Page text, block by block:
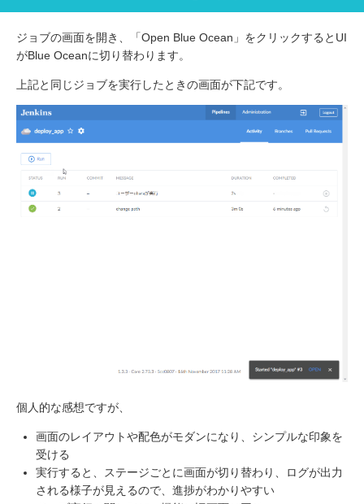
ジョブの画面を開き、「Open Blue Ocean」をクリックするとUI
がBlue Oceanに切り替わります。
上記と同じジョブを実行したときの画面が下記です。
個人的な感想ですが、
画面のレイアウトや配色がモダンになり、シンプルな印象を
受ける
実行すると、ステージごとに画面が切り替わり、ログが出力
される様子が見えるので、進捗がわかりやすい